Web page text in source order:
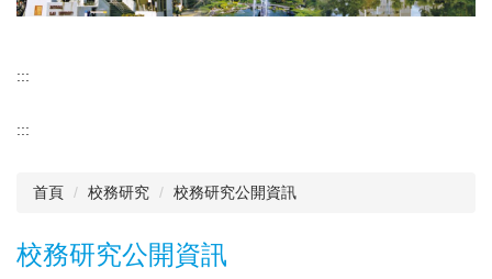
:::
:::
首頁 校務研究 校務研究公開資訊
校務研究公開資訊